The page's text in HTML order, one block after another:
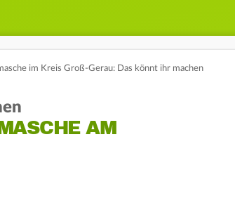
im Kreis Groß-Gerau: Das könnt ihr machen
AM